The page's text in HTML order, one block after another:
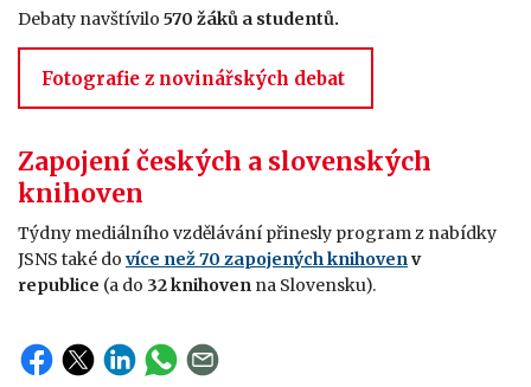
Debaty navštívilo 570 žáků a studentů.
Fotografie z novinářských debat
Zapojení českých a slovenských
knihoven
Týdny mediálního vzdělávání přinesly program z nabídky
JSNS také do více než 70 zapojených knihovenv
republice (a do 32 knihoven na Slovensku).